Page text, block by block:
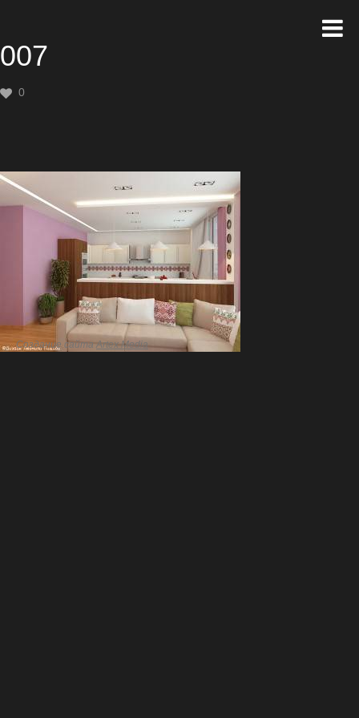
007
0
Создание сайта Artex Media